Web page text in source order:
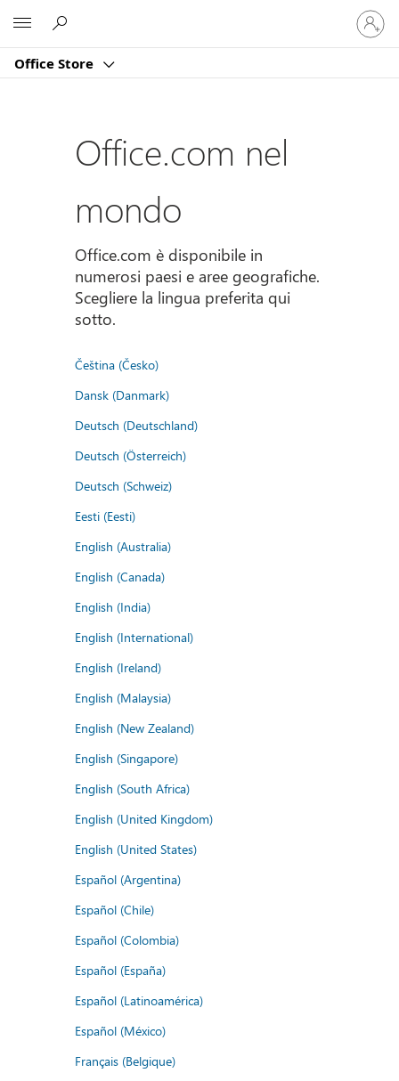
Office Store
Accedi
con
il
account
Office.com nel
mondo
Office.com è disponibile in
numerosi paesi e aree geografiche.
Scegliere la lingua preferita qui
sotto.
Čeština (Česko)
Dansk (Danmark)
Deutsch (Deutschland)
Deutsch (Österreich)
Deutsch (Schweiz)
Eesti (Eesti)
English (Australia)
English (Canada)
English (India)
English (International)
English (Ireland)
English (Malaysia)
English (New Zealand)
English (Singapore)
English (South Africa)
English (United Kingdom)
English (United States)
Español (Argentina)
Español (Chile)
Español (Colombia)
Español (España)
Español (Latinoamérica)
Español (México)
Français (Belgique)